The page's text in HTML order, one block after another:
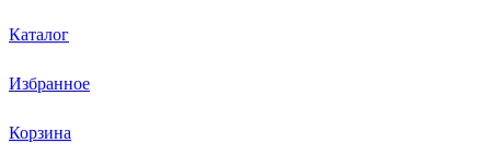
Каталог
Избранное
Корзина